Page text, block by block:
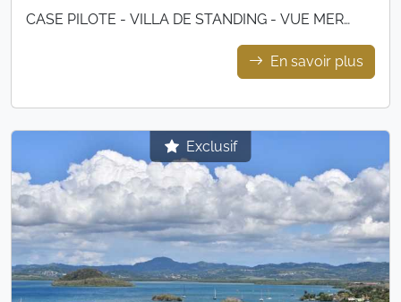
CASE PILOTE - VILLA DE STANDING - VUE MER
En savoir plus
Exclusif